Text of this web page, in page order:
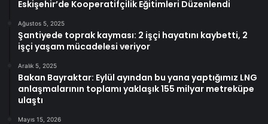
Eskişehir’de Kooperatifçilik Eğitimleri Düzenlendi
Ağustos 5, 2025
Şantiyede toprak kayması: 2 işçi hayatını kaybetti, 2
işçi yaşam mücadelesi veriyor
Aralık 5, 2025
Bakan Bayraktar: Eylül ayından bu yana yaptığımız LNG
anlaşmalarının toplamı yaklaşık 155 milyar metreküpe
ulaştı
Mayıs 15, 2026